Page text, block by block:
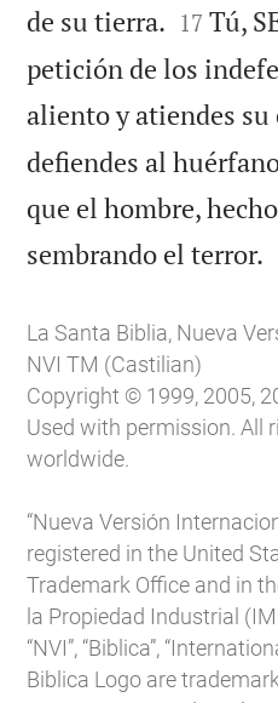
de su tierra. 

17 Tú,
petición de los
aliento y atiendes su
defiendes al
que el hombre,
sembrando el terror.
La Santa Biblia, Nueva
NVI TM (Castilian)
Copyright © 1999, 2005,
Used with permission. All
worldwide.
“Nueva Versión
registered in the United
Trademark Office and in
la Propiedad Industrial
“NVI”, “Biblica”,
Biblica Logo are